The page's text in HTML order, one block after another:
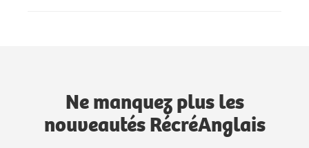
Ne manquez plus les
nouveautés RécréAnglais